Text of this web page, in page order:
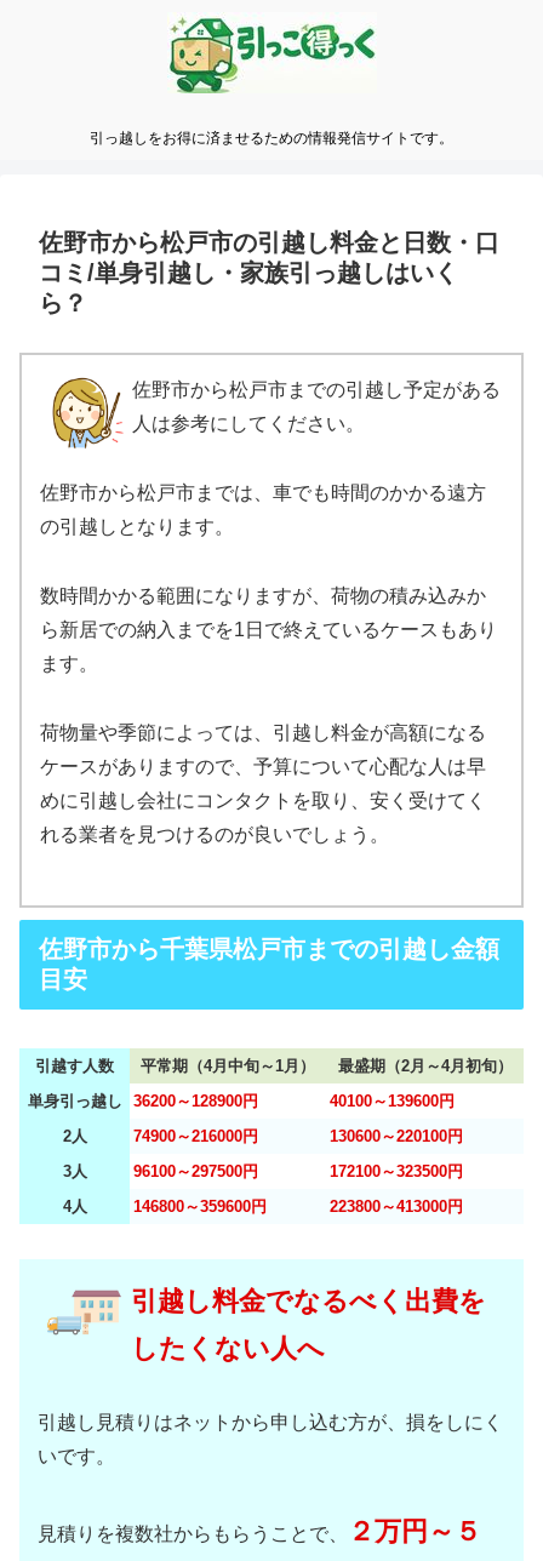
引っ越しをお得に済ませるための情報発信サイトです。
佐野市から松戸市の引越し料金と日数・口
コミ/単身引越し・家族引っ越しはいく
ら？
佐野市から松戸市までの引越し予定がある
人は参考にしてください。
佐野市から松戸市までは、車でも時間のかかる遠方
の引越しとなります。
数時間かかる範囲になりますが、荷物の積み込みか
ら新居での納入までを1日で終えているケースもあり
ます。
荷物量や季節によっては、引越し料金が高額になる
ケースがありますので、予算について心配な人は早
めに引越し会社にコンタクトを取り、安く受けてく
れる業者を見つけるのが良いでしょう。
佐野市から千葉県松戸市までの引越し金額
目安
引越す人数 平常期（4月中旬～1月）
最盛期（2月～4月初旬）
単身引っ越し
36200～128900円
40100～139600円
2人
74900～216000円
130600～220100円
3人
96100～297500円
172100～323500円
4人
146800～359600円 223800～413000円
引越し料金でなるべく出費を
したくない人へ
引越し見積りはネットから申し込む方が、損をしにく
いです。
見積りを複数社からもらうことで、
２万円～５